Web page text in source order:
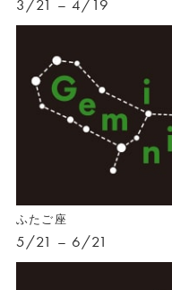
3/21 – 4/19
ふたご座
5/21 – 6/21